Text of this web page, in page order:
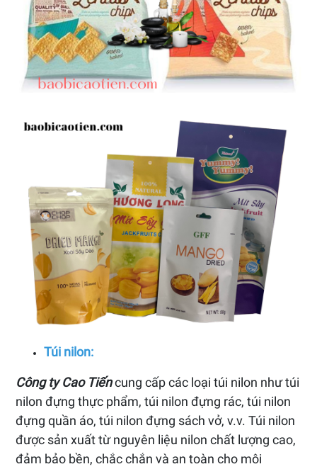
Túi nilon:
Công ty Cao Tiếncung cấp các loại túi nilon như túi
nilon đựng thực phẩm, túi nilon đựng rác, túi nilon
đựng quần áo, túi nilon đựng sách vở, v.v. Túi nilon
được sản xuất từ nguyên liệu nilon chất lượng cao,
đảm bảo bền, chắc chắn và an toàn cho môi